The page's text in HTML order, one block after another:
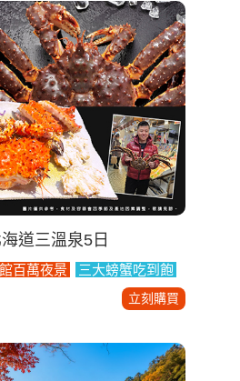
道三溫泉5日
百萬夜景 三大螃蟹吃到飽
立刻購買